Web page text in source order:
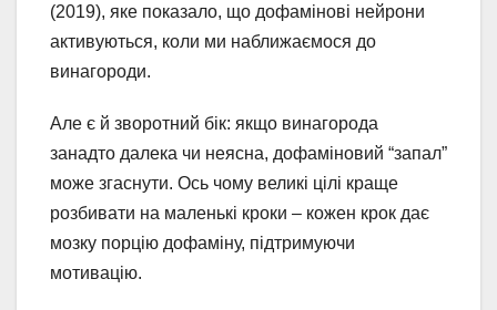
(2019), яке показало, що дофамінові нейрони
активуються, коли ми наближаємося до
винагороди.
Але є й зворотний бік: якщо винагорода
занадто далека чи неясна, дофаміновий “запал”
може згаснути. Ось чому великі цілі краще
розбивати на маленькі кроки – кожен крок дає
мозку порцію дофаміну, підтримуючи
мотивацію.